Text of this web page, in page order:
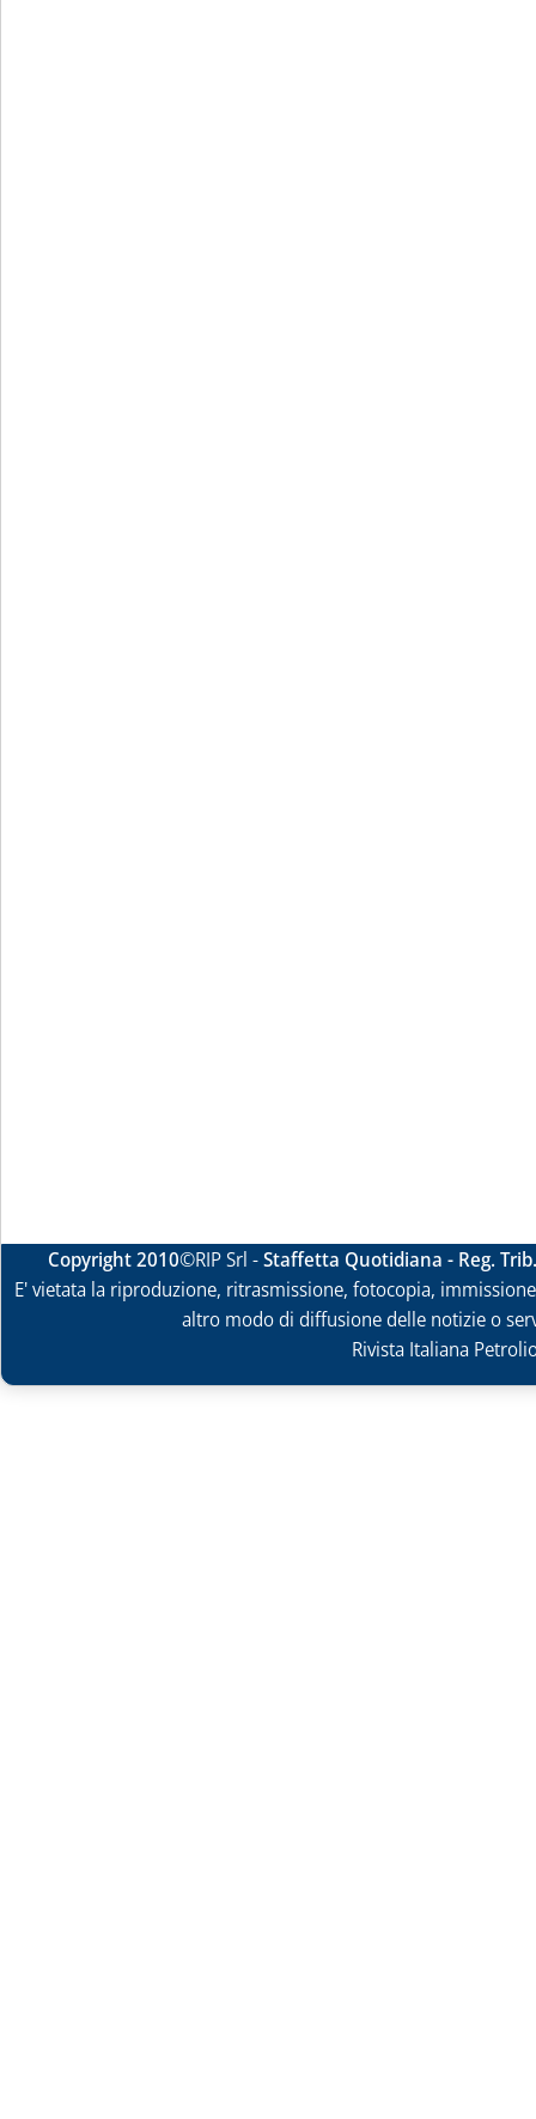
Copyright 2010©RIP Srl -Staffetta Quotidiana - Reg.
E' vietata la riproduzione, ritrasmissione, fotocopia,
altro modo di diffusione delle notizie o
Rivista Italiana